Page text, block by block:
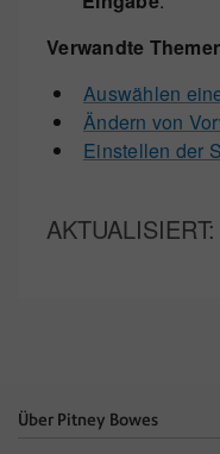
Verwandte
Auswählen
Ändern von
Einstellen der
AKTUALISIERT
Über Pitney Bowes